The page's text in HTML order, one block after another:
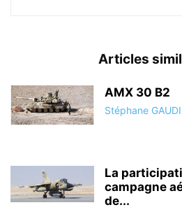
Articles
AMX 30 B2
Stéphane
La
campagne
de...